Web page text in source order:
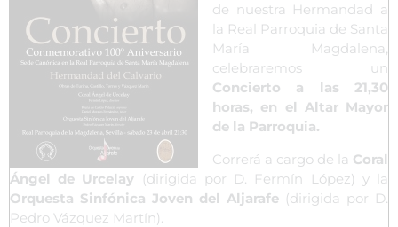
de nuestra Hermandad a
la Real Parroquia de Santa
María Magdalena,
celebraremos un
Concierto a las 21,30
horas, en el Altar Mayor
de la Parroquia.
Correrá a cargo de la Coral
Ángel de Urcelay (dirigida por D. Fermín López) y la
Orquesta Sinfónica Joven del Aljarafe (dirigida por D.
Pedro Vázquez Martín).